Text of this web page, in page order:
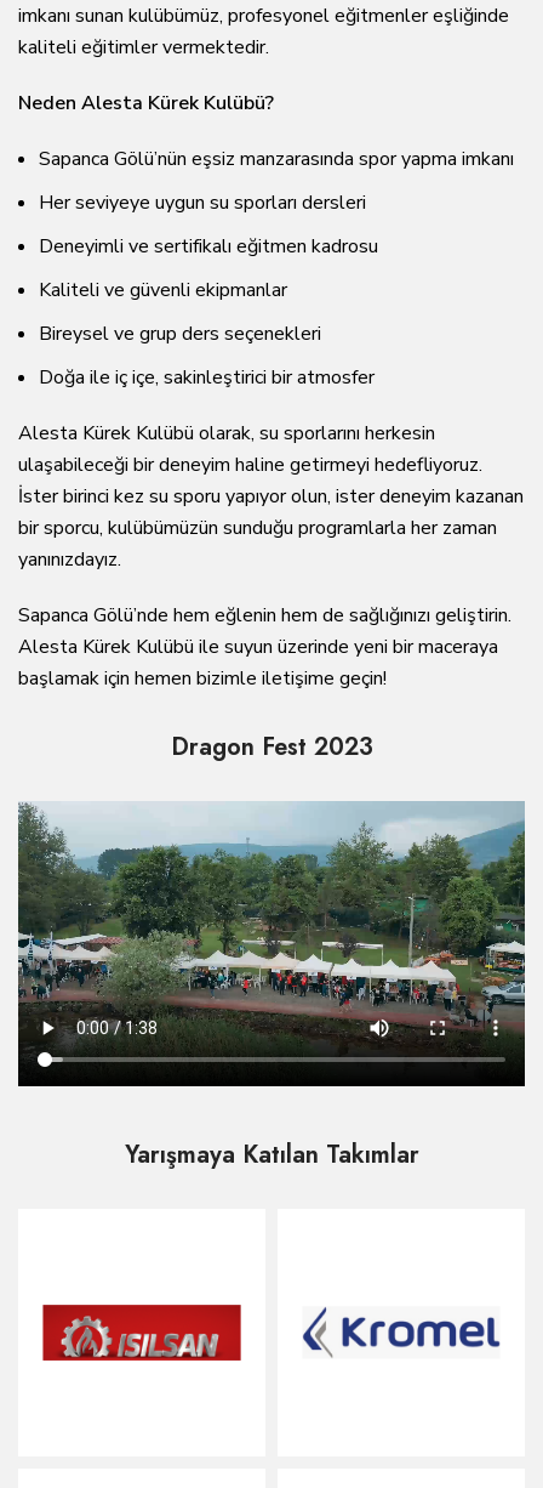
imkanı sunan kulübümüz, profesyonel eğitmenler eşliğinde
kaliteli eğitimler vermektedir.
Neden Alesta Kürek Kulübü?
Sapanca Gölü’nün eşsiz manzarasında spor yapma imkanı
Her seviyeye uygun su sporları dersleri
Deneyimli ve sertifikalı eğitmen kadrosu
Kaliteli ve güvenli ekipmanlar
Bireysel ve grup ders seçenekleri
Doğa ile iç içe, sakinleştirici bir atmosfer
Alesta Kürek Kulübü olarak, su sporlarını herkesin
ulaşabileceği bir deneyim haline getirmeyi hedefliyoruz.
İster birinci kez su sporu yapıyor olun, ister deneyim kazanan
bir sporcu, kulübümüzün sunduğu programlarla her zaman
yanınızdayız.
Sapanca Gölü’nde hem eğlenin hem de sağlığınızı geliştirin.
Alesta Kürek Kulübü ile suyun üzerinde yeni bir maceraya
başlamak için hemen bizimle iletişime geçin!
Dragon Fest 2023
Yarışmaya Katılan Takımlar